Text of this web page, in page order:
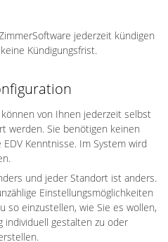
jederzeit kündigen
Kündigungsfrist.
von Ihnen jederzeit selbst
werden. Sie benötigen keinen
Kenntnisse. Im System wird
und jeder Standort ist anders.
Einstellungsmöglichkeiten
so einzustellen, wie Sie es wollen,
individuell gestalten zu oder